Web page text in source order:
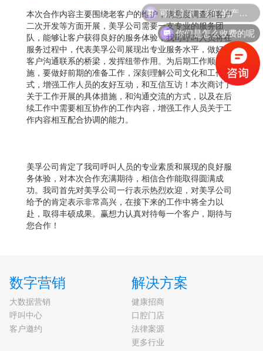
本次合作内容主要围绕老客户的维护，满意度调查和客户
二次开发等方面开展，美孚公司需要一支专业的服务团
队，能够让客户获得良好的服务体验，我司呼叫人员将在
服务过程中，代表美孚公司展现出专业服务水平，做好与
客户沟通联系的桥梁，发挥纽带作用。为后期工作顺利实
施，要做好前期的准备工作，深刻理解公司文化和工作方
式，增强工作人员的友好互动，和互信互访！本次商讨了
关于工作开展的具体措施，和沟通交流的方式，以及在后
续工作中需要相互协作的工作内容，增强工作人员关于工
作内容相互配合协调的能力。
美孚公司肯定了我司呼叫人员的专业素质和展现的良好服
务体验，对本次合作充满期待，相信合作能取得圆满成
功。我司首先对美孚公司一行表示热烈欢迎，对美孚公司
给予的肯定表示非常高兴，在接下来的工作中将全力以
赴，取得丰硕成果。赢想力认真对待每一个客户，期待与
您合作！
数字营销
大数据营销
呼叫中心
客户邀约
解决方案
健康招商
口腔门店
法律案源
更多行业
可以介绍下你们的产品么
你们是怎么收费的呢